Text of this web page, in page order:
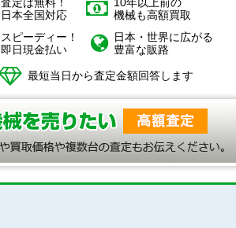
日本全国対応
機械も高額買取
スピーディー！
即日現金払い
日本・世界に広がる
豊富な販路
最短当日から査定金額回答します